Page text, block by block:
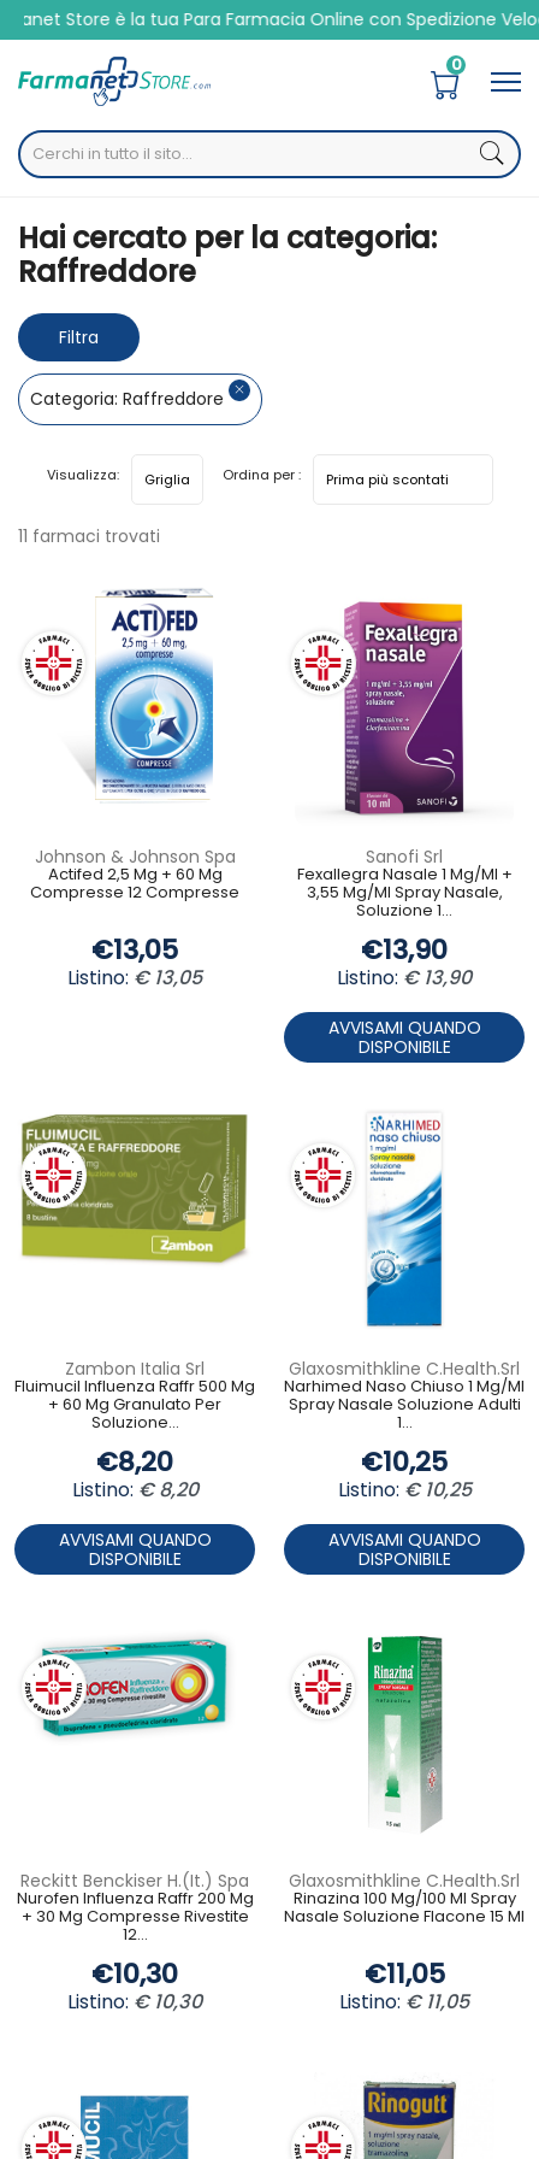
Store è la tua Para Farmacia Online con Spedizione Veloce
0
Home Categorie Farmaci Raffreddore
Hai cercato per la categoria:
Raffreddore
Filtra
Categoria: Raffreddore
11 farmaci trovati
Visualizza: Ordina per :
Johnson & Johnson Spa
Actifed 2,5 Mg + 60 Mg
Compresse 12 Compresse
€13,05
Listino: € 13,05
Sanofi Srl
Fexallegra Nasale 1 Mg/Ml +
3,55 Mg/Ml Spray Nasale,
Soluzione 1...
€13,90
Listino: € 13,90
AVVISAMI QUANDO
DISPONIBILE
Zambon Italia Srl
Fluimucil Influenza Raffr 500 Mg
+ 60 Mg Granulato Per
Soluzione...
€8,20
Listino: € 8,20
AVVISAMI QUANDO
DISPONIBILE
Glaxosmithkline C.Health.Srl
Narhimed Naso Chiuso 1 Mg/Ml
Spray Nasale Soluzione Adulti
1...
€10,25
Listino: € 10,25
AVVISAMI QUANDO
DISPONIBILE
Reckitt Benckiser H.(It.) Spa
Nurofen Influenza Raffr 200 Mg
+ 30 Mg Compresse Rivestite
12...
€10,30
Listino: € 10,30
Glaxosmithkline C.Health.Srl
Rinazina 100 Mg/100 Ml Spray
Nasale Soluzione Flacone 15 Ml
€11,05
Listino: € 11,05